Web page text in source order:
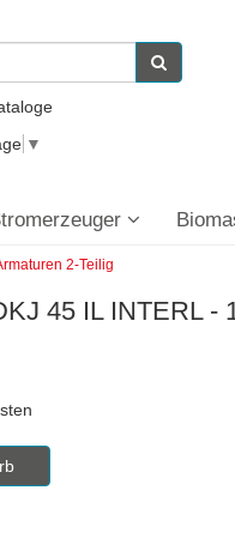
▼
2-Teilig
45 IL INTERL -